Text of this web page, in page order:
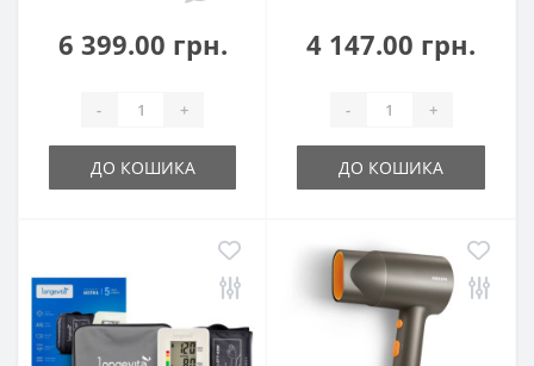
6 399.00 грн.
- +
ДО КОШИКА
4 147.00 грн.
- +
ДО КОШИКА